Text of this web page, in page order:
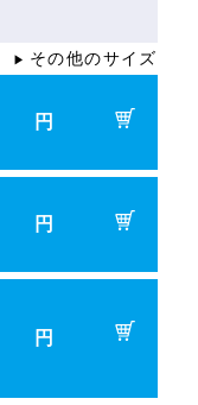
▶ その他のサイズ
円
円
円